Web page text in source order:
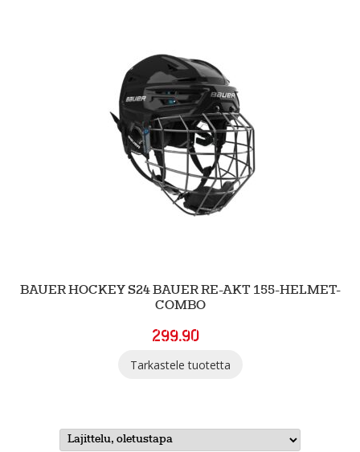
BAUER HOCKEY S24 BAUER RE-AKT 155-HELMET-
COMBO
299.90
Tarkastele tuotetta